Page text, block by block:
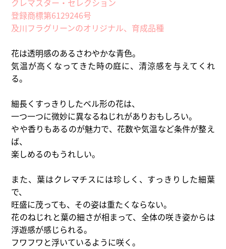
クレマスター・セレクション
登録商標第6129246号
及川フラグリーンのオリジナル、育成品種
花は透明感のあるさわやかな青色。
気温が高くなってきた時の庭に、清涼感を与えてくれ
る。
細長くすっきりしたベル形の花は、
一つ一つに微妙に異なるねじれがありおもしろい。
やや香りもあるのが魅力で、花数や気温など条件が整え
ば、
楽しめるのもうれしい。
また、葉はクレマチスには珍しく、すっきりした細葉
で、
旺盛に茂っても、その姿は重たくならない。
花のねじれと葉の細さが相まって、全体の咲き姿からは
浮遊感が感じられる。
フワフワと浮いているように咲く。